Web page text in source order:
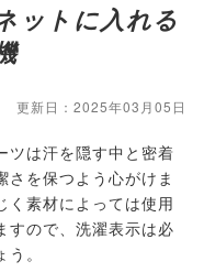
ットに入れる
更新日：2025年03月05日
ツは汗を隠す中と密着
さを保つよう心がけま
く素材によっては使用
すので、洗濯表示は必
。